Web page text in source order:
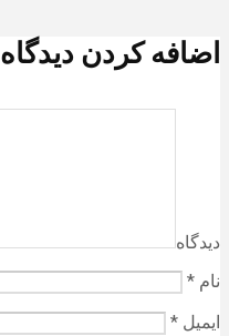
اضافه کردن دیدگاه
دیدگاه
نام *
ایمیل *